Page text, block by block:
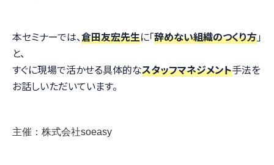
本セミナーでは、倉田友宏先生に「辞めない組織のつくり方」
と、
すぐに現場で活かせる具体的なスタッフマネジメント手法を
お話しいただいています。
主催：株式会社soeasy